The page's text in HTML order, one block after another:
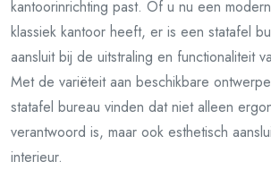
kantoorinrichting past. Of u nu een
klassiek kantoor heeft, er is een statafel
aansluit bij de uitstraling en functionaliteit
Met de variëteit aan beschikbare
statafel bureau vinden dat niet alleen
verantwoord is, maar ook esthetisch
interieur.